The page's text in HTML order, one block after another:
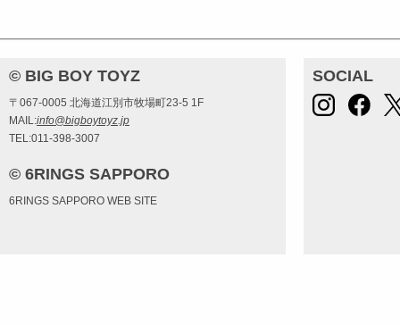
© BIG BOY TOYZ
〒067-0005 北海道江別市牧場町23-5 1F
MAIL:info@bigboytoyz.jp
TEL:011-398-3007
© 6RINGS SAPPORO
6RINGS SAPPORO WEB SITE
SOCIAL